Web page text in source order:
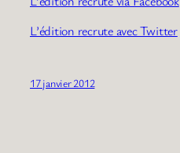
L’édition recrute avec Twitter
17 janvier 2012